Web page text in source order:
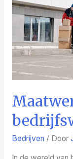
Bedrijven / Door